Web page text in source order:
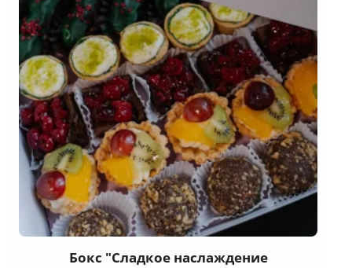
Бокс "Сладкое наслаждение